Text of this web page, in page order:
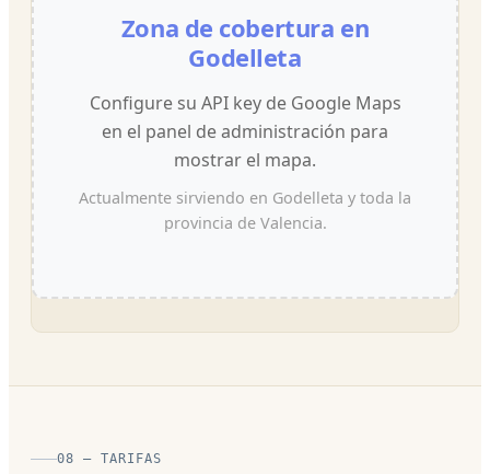
Zona de cobertura en
Godelleta
Configure su API key de Google Maps
en el panel de administración para
mostrar el mapa.
Actualmente sirviendo en Godelleta y toda la
provincia de Valencia.
08 — TARIFAS